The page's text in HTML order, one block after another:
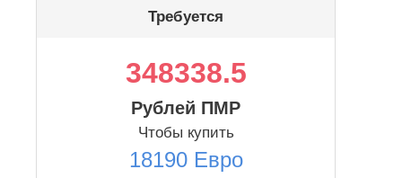
Требуется
348338.5
Рублей ПМР
Чтобы купить
18190 Евро